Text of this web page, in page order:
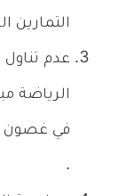
التمارين
عدم
الرياضة
.